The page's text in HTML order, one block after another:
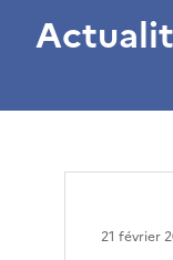
21 février